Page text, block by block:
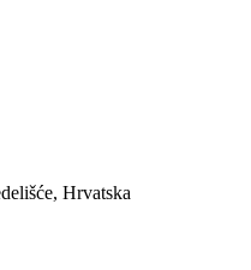
Hrvatska